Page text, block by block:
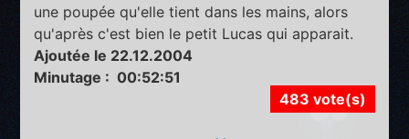
une poupée qu'elle tient dans les mains, alors
qu'après c'est bien le petit Lucas qui apparait.
Ajoutée le 22.12.2004
Minutage : 00:52:51
483 vote(s)